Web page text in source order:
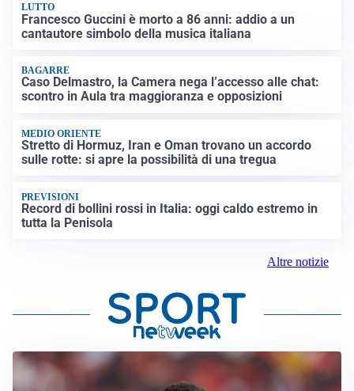
LUTTO
Francesco Guccini è morto a 86 anni: addio a un
cantautore simbolo della musica italiana
BAGARRE
Caso Delmastro, la Camera nega l’accesso alle chat:
scontro in Aula tra maggioranza e opposizioni
MEDIO ORIENTE
Stretto di Hormuz, Iran e Oman trovano un accordo
sulle rotte: si apre la possibilità di una tregua
PREVISIONI
Record di bollini rossi in Italia: oggi caldo estremo in
tutta la Penisola
Altre notizie